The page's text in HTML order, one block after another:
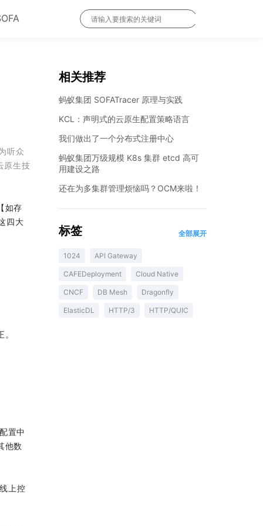
听众
原生技
如存
四大
置中
他数
上控
相关推荐
蚂蚁集团 SOFATracer 原理与实践
KCL：声明式的云原生配置策略语言
我们做出了一个分布式注册中心
蚂蚁集团万级规模 K8s 集群 etcd 高可
用建设之路
还在为多集群管理烦恼吗？OCM来啦！
标签 全部展开
1024 API Gateway
CAFEDeployment Cloud Native
CNCF DB Mesh Dragonfly
ElasticDL HTTP/3 HTTP/QUIC